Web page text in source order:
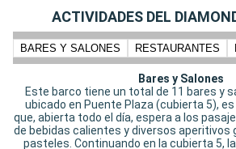
ACTIVIDADES DEL
BARES Y SALONES RESTAURANTES
Bares y Salones
Este barco tiene un total de 11 bares y
ubicado en Puente Plaza (cubierta 5),
que, abierta todo el día, espera a los
de bebidas calientes y diversos aperitivos
pasteles. Continuando en la cubierta 5,